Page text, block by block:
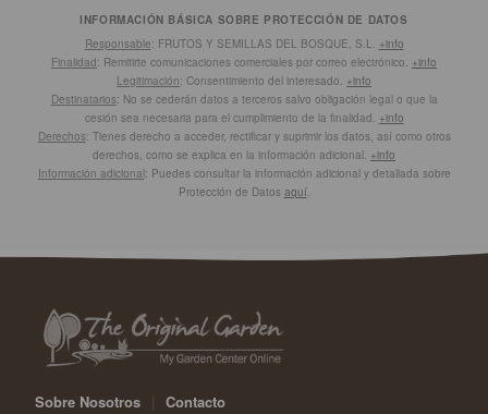
INFORMACIÓN BÁSICA SOBRE PROTECCIÓN DE DATOS
Responsable: FRUTOS Y SEMILLAS DEL BOSQUE, S.L. +info
Finalidad: Remitirte comunicaciones comerciales por correo electrónico. +info
Legitimación: Consentimiento del interesado. +info
Destinatarios: No se cederán datos a terceros salvo obligación legal o que la
cesión sea necesaria para el cumplimiento de la finalidad. +info
Derechos: Tienes derecho a acceder, rectificar y suprimir los datos, así como otros
derechos, como se explica en la información adicional. +info
Información adicional: Puedes consultar la información adicional y detallada sobre
Protección de Datos aquí.
Sobre Nosotros
Contacto